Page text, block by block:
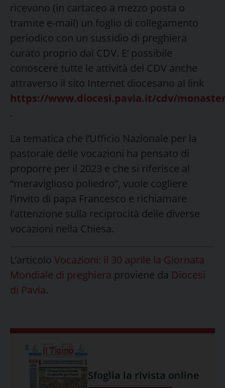
ricevono (in cartaceo a mezzo posta o
tramite e-mail) un foglio di collegamento
periodico con un sussidio di preghiera
curato proprio dal CDV. E’ possibile
conoscere tutte le attività del CDV anche
attraverso il sito Internet diocesano al link
https://www.diocesi.pavia.it/cdv/
.
La tematica che l’Ufficio Nazionale per la
pastorale delle vocazioni ha pensato di
proporre per il 2023 e che si riferisce al
“meraviglioso poliedro”, vuole cogliere
l’invito di papa Francesco e richiamare
l’attenzione sulla reciprocità delle diverse
vocazioni nella Chiesa.
L’articolo Vocazioni: il 30 aprile la Giornata
Mondiale di preghiera proviene da Diocesi
di Pavia.
Sfoglia la rivista online